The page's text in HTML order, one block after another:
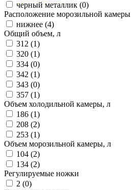
черный металлик (0)
Расположение морозильной камеры
нижнее (4)
Общий объем, л
312 (1)
320 (1)
334 (0)
342 (1)
343 (0)
357 (1)
Объем холодильной камеры, л
186 (1)
208 (2)
253 (1)
Объем морозильной камеры, л
104 (2)
134 (2)
Регулируемые ножки
2 (0)